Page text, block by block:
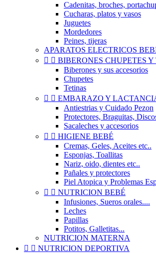
Cadenitas, broches,
Cucharas, platos y vasos
Juguetes
Mordedores
Peines, tijeras
APARATOS ELECTRICOS
  BIBERONES CHUPETES
Biberones y sus accesorios
Chupetes
Tetinas
  EMBARAZO Y
Antiestrias y Cuidado Pezon
Protectores, Braguitas,
Sacaleches y accesorios
  HIGIENE BEBÉ
Cremas, Geles, Aceites etc..
Esponjas, Toallitas
Nariz, oido, dientes etc..
Pañales y protectores
Piel Atopica y Problemas
  NUTRICION BEBÉ
Infusiones, Sueros orales....
Leches
Papillas
Potitos, Galletitas...
NUTRICION MATERNA
  NUTRICION DEPORTIVA